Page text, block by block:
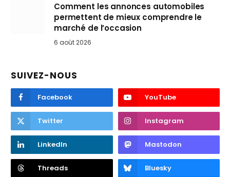
Comment les annonces automobiles
permettent de mieux comprendre le
marché de l’occasion
6 août 2026
SUIVEZ-NOUS
Facebook YouTube
Twitter Instagram
LinkedIn Mastodon
Threads Bluesky